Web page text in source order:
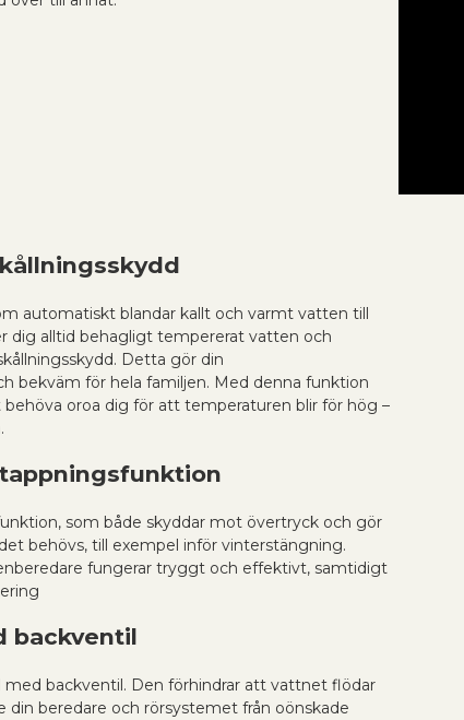
automatiskt blandar kallt och varmt vatten till
dig alltid behagligt tempererat vatten och
Detta gör din
bekväm för hela familjen. Med denna funktion
oroa dig för att temperaturen blir för hög –
som både skyddar mot övertryck och gör
behövs, till exempel inför vinterstängning.
fungerar tryggt och effektivt, samtidigt
backventil
backventil. Den förhindrar att vattnet flödar
din beredare och rörsystemet från oönskade